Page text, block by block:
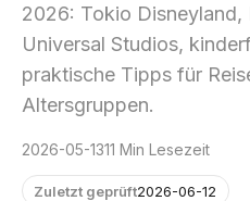
2026: Tokio Disneyland,
Universal Studios,
praktische Tipps für
Altersgruppen.
2026-05-1311 Min Lesezeit
Zuletzt geprüft2026-06-12